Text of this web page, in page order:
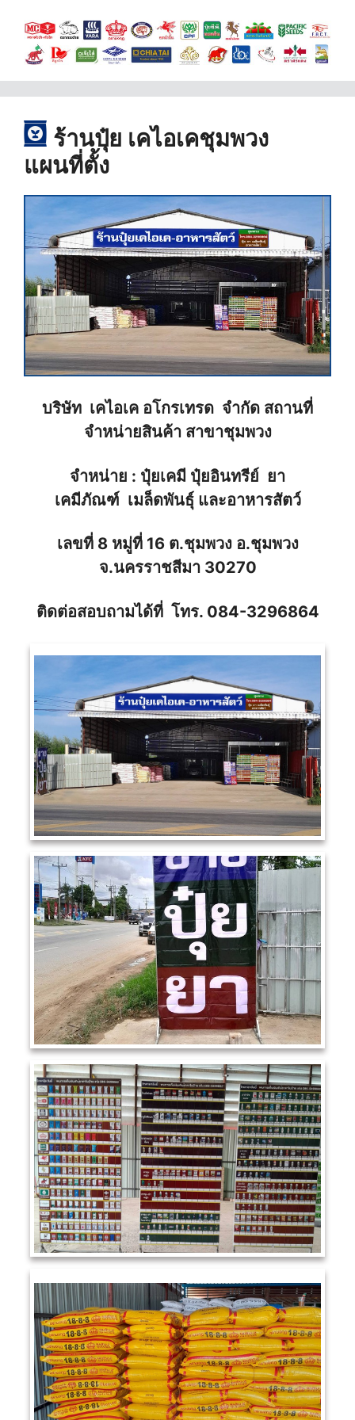
ร้านปุ๋ย เคไอเคชุมพวง
แผนที่ตั้ง
บริษัท เคไอเค อโกรเทรด จำกัด สถานที่
จำหน่ายสินค้า สาขาชุมพวง
จำหน่าย : ปุ๋ยเคมี ปุ๋ยอินทรีย์ ยา
เคมีภัณฑ์ เมล็ดพันธ์ุ และอาหารสัตว์
เลขที่ 8 หมู่ที่ 16 ต.ชุมพวง อ.ชุมพวง
จ.นครราชสีมา 30270
ติดต่อสอบถามได้ที่ โทร. 084-3296864